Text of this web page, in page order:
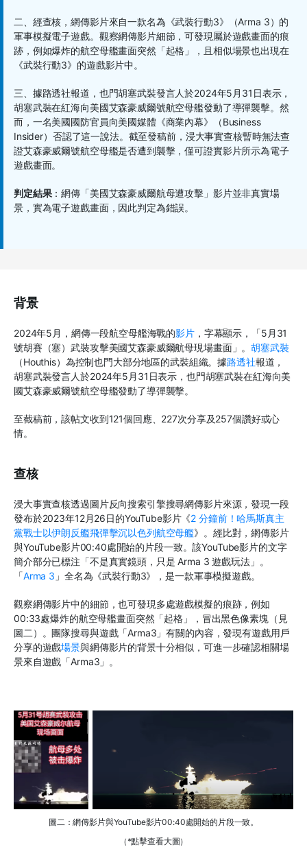
二、經查核，網傳影片來自一款名為《武裝行動3》（Arma 3）的
軍事模擬電子遊戲。觀察網傳影片細節，可發現屬於遊戲畫面的痕
跡，例如爆炸的航空母艦畫面突然「起格」，且相似場景也出現在
《武裝行動3》的遊戲影片中。
三、據路透社報道，也門胡塞武裝發言人於2024年5 月 31 日表示，
胡塞武裝在紅海向美國艾森豪威爾號航空母艦發動了導彈襲擊。然
而，一名美國國防官員向美國媒體《商業內幕》（Business
Insider）否認了這一說法。截至發稿前，浸大事實查核暫時無法查
證艾森豪威爾號航空母艦是否遭到襲擊，僅可證實影片所示為電子
遊戲畫面。
判定結果：網傳「美國艾森豪威爾航母遭攻擊」影片並非真實場
景，實為電子遊戲畫面，因此判定為錯誤。
背景
2024年5 月，網傳一段航空母艦海戰的影片，字幕顯示，「5 月 31
號胡賽（塞）武裝攻擊美國艾森豪威爾航母現場畫面」。胡塞武裝
（Houthis） 為控制也門大部分地區的武裝組織。據路透社報道，
胡塞武裝發言人於2024年5 月 31 日表示，也門胡塞武裝在紅海向美
國艾森豪威爾號航空母艦發動了導彈襲擊。
至截稿前，該帖文收到121個回應、 227次分享及257個讚好或心
情。
查核
浸大事實查核透過圖片反向搜索引擎搜尋網傳影片來源，發現一段
發布於2023年12月26日的YouTube影片《2分鐘前！哈馬斯真主
黨戰士以伊朗反艦飛彈擊沉以色列航空母艦》。經比對，網傳影片
與YouTube影片00:40處開始的片段一致。該YouTube影片的文字
簡介部分已標注「不是真實鏡頭，只是 Arma 3遊戲玩法」。
「Arma 3 」全名為《武裝行動3》，是一款軍事模擬遊戲。
觀察網傳影片中的細節，也可發現多處遊戲模擬的痕跡，例如
00:33處爆炸的航空母艦畫面突然「起格」，冒出黑色像素塊（見
圖二）。團隊搜尋與遊戲「Arma3 」有關的內容，發現有遊戲用戶
分享的遊戲場景與網傳影片的背景十分相似，可進一步確認相關場
景來自遊戲「Arma3 」。
圖二：網傳影片與YouTube影片00:40處開始的片段一致。
（*點擊查看大圖）